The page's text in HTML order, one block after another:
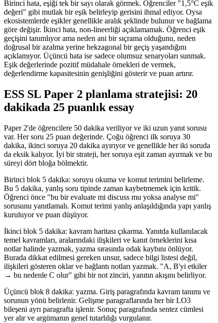
Birinci hata, eşiği tek bir sayı olarak görmek. Öğrenciler "1,5°C eşik
değeri" gibi mutlak bir eşik belirleyip gerisini ihmal ediyor. Oysa
ekosistemlerde eşikler genellikle aralık şeklinde bulunur ve bağlama
göre değişir. İkinci hata, non-lineerliği açıklamamak. Öğrenci eşik
geçişini tanımlıyor ama neden ani bir sıçrama olduğunu, neden
doğrusal bir azalma yerine hekzagonal bir geçiş yaşandığını
açıklamıyor. Üçüncü hata ise sadece olumsuz senaryoları sunmak.
Eşik değerlerinde pozitif müdahale örnekleri de vermek,
değerlendirme kapasitesinin genişliğini gösterir ve puan artırır.
ESS SL Paper 2 planlama stratejisi: 20
dakikada 25 puanlık essay
Paper 2'de öğrencilere 50 dakika veriliyor ve iki uzun yanıt sorusu
var. Her soru 25 puan değerinde. Çoğu öğrenci ilk soruya 30
dakika, ikinci soruya 20 dakika ayırıyor ve genellikle her iki soruda
da eksik kalıyor. İyi bir strateji, her soruya eşit zaman ayırmak ve bu
süreyi dört bloğa bölmektir.
Birinci blok 5 dakika: soruyu okuma ve komut terimini belirleme.
Bu 5 dakika, yanlış soru tipinde zaman kaybetmemek için kritik.
Öğrenci önce "bu bir evaluate mi discuss mu yoksa analyse mi"
sorusunu yanıtlamalı. Komut terimi yanlış anlaşıldığında yapı yanlış
kuruluyor ve puan düşüyor.
İkinci blok 5 dakika: kavram haritası çıkarma. Yanıtda kullanılacak
temel kavramları, aralarındaki ilişkileri ve kanıt örneklerini kısa
notlar halinde yazmak, yazma sırasında odak kaybını önlüyor.
Burada dikkat edilmesi gereken unsur, sadece bilgi listesi değil,
ilişkileri gösteren oklar ve bağlantı notları yazmak. "A, B'yi etkiler
→ bu nedenle C olur" gibi bir not zinciri, yanıtın akışını belirliyor.
Üçüncü blok 8 dakika: yazma. Giriş paragrafında kavram tanımı ve
sorunun yönü belirlenir. Gelişme paragraflarında her bir LO3
bileşeni ayrı paragrafta işlenir. Sonuç paragrafında sentez cümlesi
yer alır ve argümanın genel tutarlılığı vurgulanır.